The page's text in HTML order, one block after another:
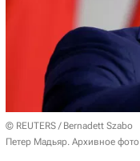
© REUTERS / Bernadett Szabo
Петер Мадьяр. Архивное фото